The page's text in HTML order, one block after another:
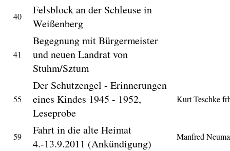
40
Felsblock an der Schleuse in
Weißenberg
41
Begegnung mit Bürgermeister
und neuen Landrat von
Stuhm/Sztum
55
Der Schutzengel - Erinnerungen
eines Kindes 1945 - 1952,
Leseprobe
Kurt Teschke
59
Fahrt in die alte Heimat
4.-13.9.2011 (Ankündigung)
Manfred